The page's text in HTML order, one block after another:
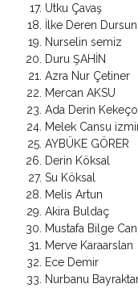
Utku Çavaş
İlke Deren Dursun
Nurselin semiz
Duru ŞAHİN
Azra Nur Çetiner
Mercan AKSU
Ada Derin
Melek Cansu
AYBÜKE GÖRER
Derin Köksal
Su Köksal
Melis Artun
Akira Buldaç
Mustafa Bilge
Merve Karaarslan
Ece Demir
Nurbanu